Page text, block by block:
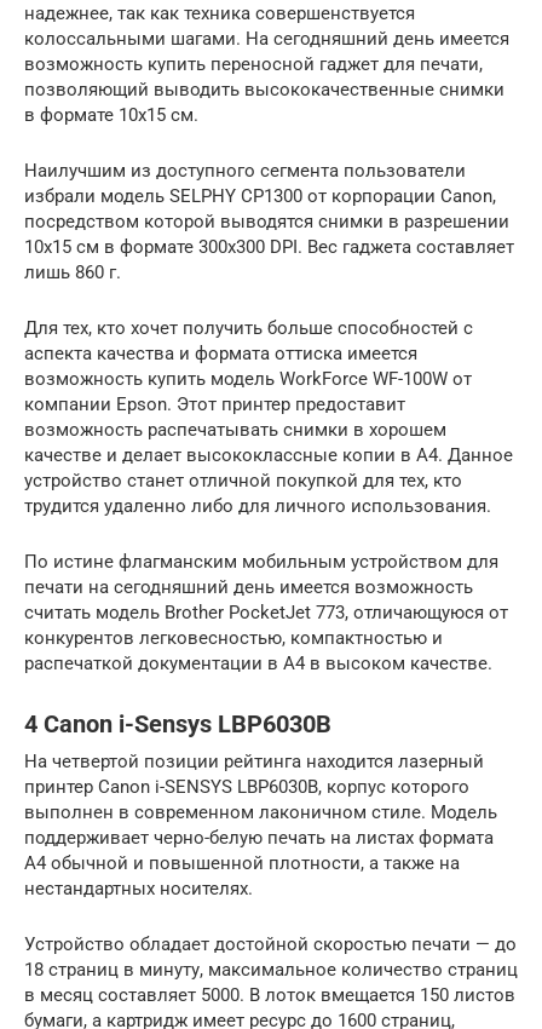
надежнее, так как техника совершенствуется
колоссальными шагами. На сегодняшний день имеется
возможность купить переносной гаджет для печати,
позволяющий выводить высококачественные снимки
в формате 10х15 см.
Наилучшим из доступного сегмента пользователи
избрали модель SELPHY CP1300 от корпорации Canon,
посредством которой выводятся снимки в разрешении
10х15 см в формате 300х300 DPI. Вес гаджета составляет
лишь 860 г.
Для тех, кто хочет получить больше способностей с
аспекта качества и формата оттиска имеется
возможность купить модель WorkForce WF-100W от
компании Epson. Этот принтер предоставит
возможность распечатывать снимки в хорошем
качестве и делает высококлассные копии в A4. Данное
устройство станет отличной покупкой для тех, кто
трудится удаленно либо для личного использования.
По истине флагманским мобильным устройством для
печати на сегодняшний день имеется возможность
считать модель Brother PocketJet 773, отличающуюся от
конкурентов легковесностью, компактностью и
распечаткой документации в A4 в высоком качестве.
4 Canon i-Sensys LBP6030B
На четвертой позиции рейтинга находится лазерный
принтер Canon i-SENSYS LBP6030B, корпус которого
выполнен в современном лаконичном стиле. Модель
поддерживает черно-белую печать на листах формата
А4 обычной и повышенной плотности, а также на
нестандартных носителях.
Устройство обладает достойной скоростью печати — до
18 страниц в минуту, максимальное количество страниц
в месяц составляет 5000. В лоток вмещается 150 листов
бумаги, а картридж имеет ресурс до 1600 страниц,